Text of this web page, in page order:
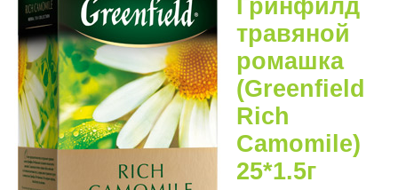
Гринфилд
травяной
ромашка
(Greenfield
Rich
Camomile)
25*1.5г